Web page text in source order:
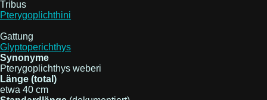
Tribus
Pterygoplichthini
Gattung
Glyptoperichthys
Synonyme
Pterygoplichthys weberi
Länge (total)
etwa 40 cm